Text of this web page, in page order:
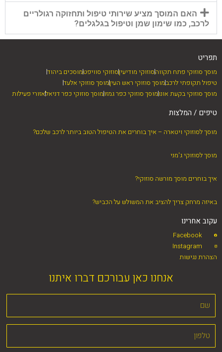
האם המוסך מציע שירותי טיפול ותחזוקה רגולריים
לרכב, כמו שימון שמן וטיפול בגלגלים?
תפריט
מוסך סוזוקי פתח תקווהסוזוקי מודיעיןסוזוקי סוויפטמוסכים ביהוד
טיפול תקופתי לרכבמוסך סוזוקי ראש העיןמוסך סוזוקי אלעד
מוסך סוזוקי בקעת אונומוסך סוזוקי כפר גמזומוסך סוזוקי כפר דניאלאזורי פעילות
טיפים / המלצות
מוסך לסוזוקי ויטארה – איך בוחרים את הטיפול הטוב ביותר לרכב שלכם?
מוסך לסוזוקי ג'מני
איך בוחרים מוסך מורשה סוזוקי?
באיזה מרחק צריך להציב את המשולש על הכביש?
עקוב אחרינו
Facebook
Instagram
הצהרת נגישות
אנחנו כאן עבורכם דברו איתנו